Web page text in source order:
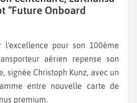
“Future Onboard
aérien repense son
signée Christoph Kunz, avec un
entre nouvelle carte de
premium.